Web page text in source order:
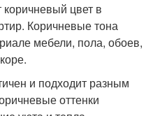
цвет в
Коричневые тона
мебели, пола, обоев,
и подходит разным
оттенки